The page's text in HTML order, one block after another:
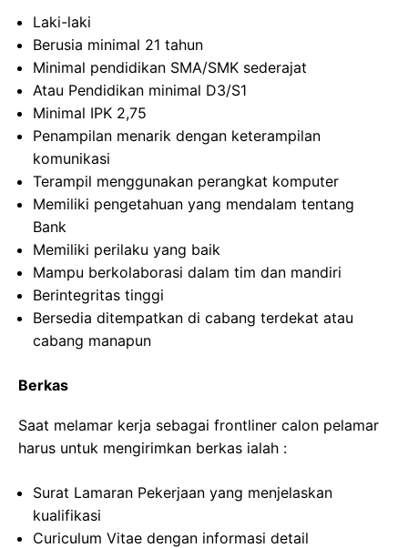
Laki-laki
Berusia minimal 21 tahun
Minimal pendidikan SMA/SMK sederajat
Atau Pendidikan minimal D3/S1
Minimal IPK 2,75
Penampilan menarik dengan keterampilan
komunikasi
Terampil menggunakan perangkat komputer
Memiliki pengetahuan yang mendalam tentang
Bank
Memiliki perilaku yang baik
Mampu berkolaborasi dalam tim dan mandiri
Berintegritas tinggi
Bersedia ditempatkan di cabang terdekat atau
cabang manapun
Berkas
Saat melamar kerja sebagai frontliner calon pelamar
harus untuk mengirimkan berkas ialah :
Surat Lamaran Pekerjaan yang menjelaskan
kualifikasi
Curiculum Vitae dengan informasi detail